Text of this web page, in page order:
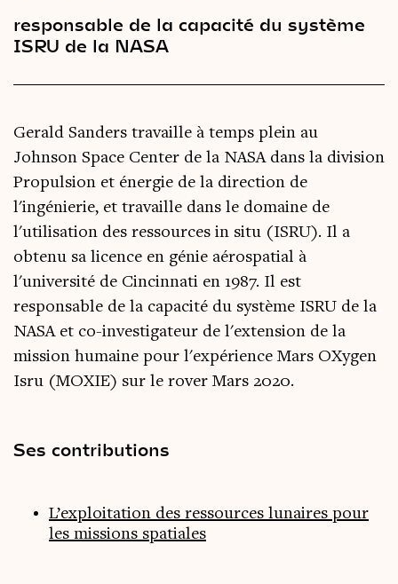
responsable de la capacité du système
ISRU de la NASA
Gerald Sanders travaille à temps plein au
Johnson Space Center de la NASA dans la division
Propulsion et énergie de la direction de
l'ingénierie, et travaille dans le domaine de
l'utilisation des ressources in situ (ISRU). Il a
obtenu sa licence en génie aérospatial à
l'université de Cincinnati en 1987. Il est
responsable de la capacité du système ISRU de la
NASA et co-investigateur de l'extension de la
mission humaine pour l'expérience Mars OXygen
Isru (MOXIE) sur le rover Mars 2020.
Ses contributions
L’exploitation des ressources lunaires pour
les missions spatiales